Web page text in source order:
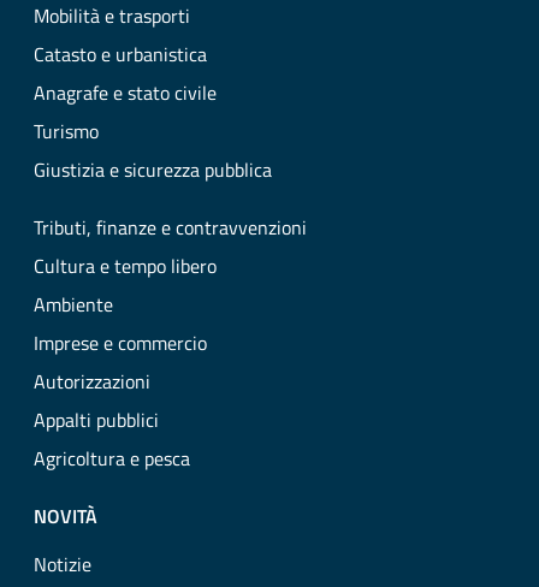
Mobilità e trasporti
Catasto e urbanistica
Anagrafe e stato civile
Turismo
Giustizia e sicurezza pubblica
Tributi, finanze e contravvenzioni
Cultura e tempo libero
Ambiente
Imprese e commercio
Autorizzazioni
Appalti pubblici
Agricoltura e pesca
NOVITÀ
Notizie